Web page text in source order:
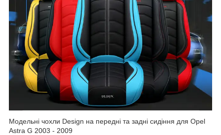
Модельні чохли Design на передні та задні сидіння для Opel
Astra G 2003 - 2009